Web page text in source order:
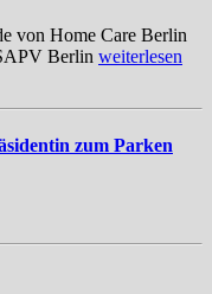
von Home Care Berlin
Berlin weiterlesen
zum Parken